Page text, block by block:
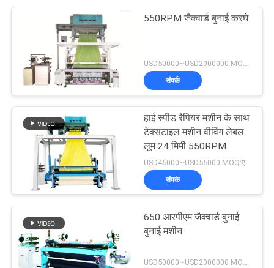
550RPM जैक्वार्ड बुनाई करघे
संपर्क
हाई स्पीड रैपियर मशीन के साथ
टेक्सटाइल मशीन वीविंग लेबल
लूम 24 मिमी 550RPM
USD45000~USD55000 MOQ:एक सेट
संपर्क
650 आरपीएम जैक्वार्ड बुनाई
बुनाई मशीन
USD50000~USD2000000 MOQ:एक सेट